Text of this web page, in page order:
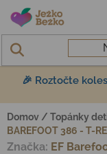
Prejsť na obsah
🎉 Roztočte
Domov / Topánky
BAREFOOT 386 - T-
Značka: EF